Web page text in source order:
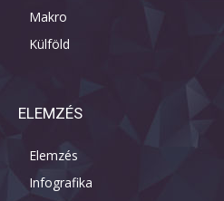
Makro
Külföld
ELEMZÉS
Elemzés
Infografika